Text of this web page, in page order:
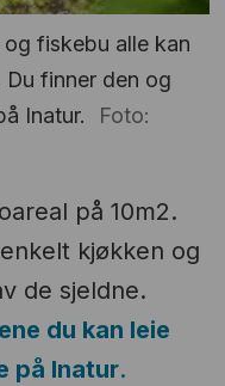
fiskebu alle kan
finner den og
Inatur.
Foto:
på 10m2.
kjøkken og
de sjeldne.
du kan leie
på Inatur.